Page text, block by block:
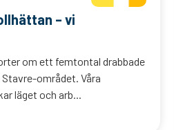
– vi
om ett femtontal drabbade
området. Våra
läget och arb...